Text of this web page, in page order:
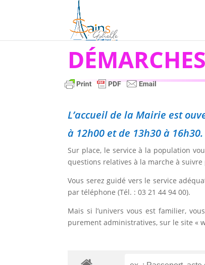
L’accueil de la Mairie est
à 12h00 et de 13h30 à 16h30.
Sur place, le service à la population
questions relatives à la marche à
Vous serez guidé vers le service
par téléphone (Tél. : 03 21 44 94 00).
Mais si l’univers vous est familier,
purement administratives, sur le site «